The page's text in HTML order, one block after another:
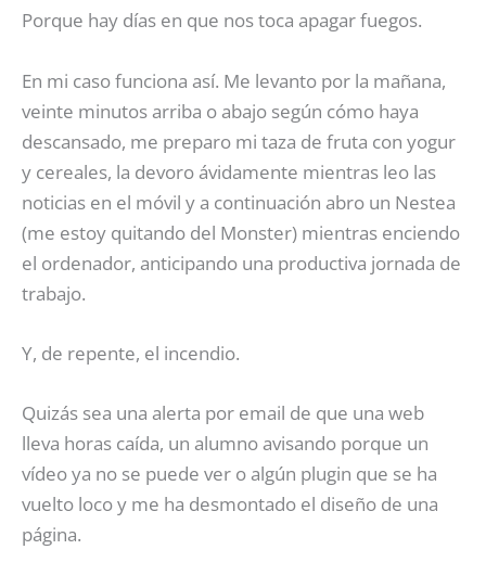
Porque hay días en que nos toca apagar fuegos.
En mi caso funciona así. Me levanto por la mañana,
veinte minutos arriba o abajo según cómo haya
descansado, me preparo mi taza de fruta con yogur
y cereales, la devoro ávidamente mientras leo las
noticias en el móvil y a continuación abro un Nestea
(me estoy quitando del Monster) mientras enciendo
el ordenador, anticipando una productiva jornada de
trabajo.
Y, de repente, el incendio.
Quizás sea una alerta por email de que una web
lleva horas caída, un alumno avisando porque un
vídeo ya no se puede ver o algún plugin que se ha
vuelto loco y me ha desmontado el diseño de una
página.